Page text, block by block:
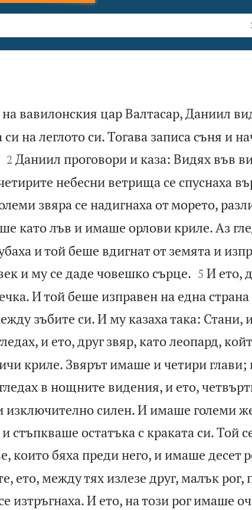
вавилонския цар Валтасар, Даниил
на леглото си. Тогава записа съня и

2 Даниил проговори и каза: Видях във
небесни ветрища се спуснаха
звяра се надигнаха от морето,
като лъв и имаше орлови криле. Аз
и той беше вдигнат от земята и
и му се даде човешко сърце.
5 И ето,
И той беше изправен на една
зъбите си. И му казаха така: Стани,
и ето, друг звяр, като леопард,
криле. Звярът имаше и четири глави;
в нощните видения, и ето,
изключително силен. И имаше големи
стъпкваше остатъка с краката си. Той
които бяха преди него, и имаше десет
ето, между тях излезе друг, малък рог,
изтръгнаха. И ето, на този рог имаше